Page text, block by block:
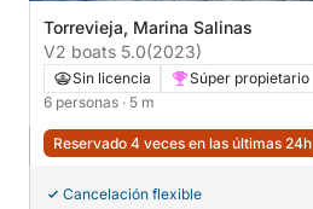
Torrevieja, Marina Salinas
V2 boats 5.0(2023)
Sin licencia
Súper propietario
6 personas · 5 m
Reservado 4 veces en las últimas 24h
Cancelación flexible